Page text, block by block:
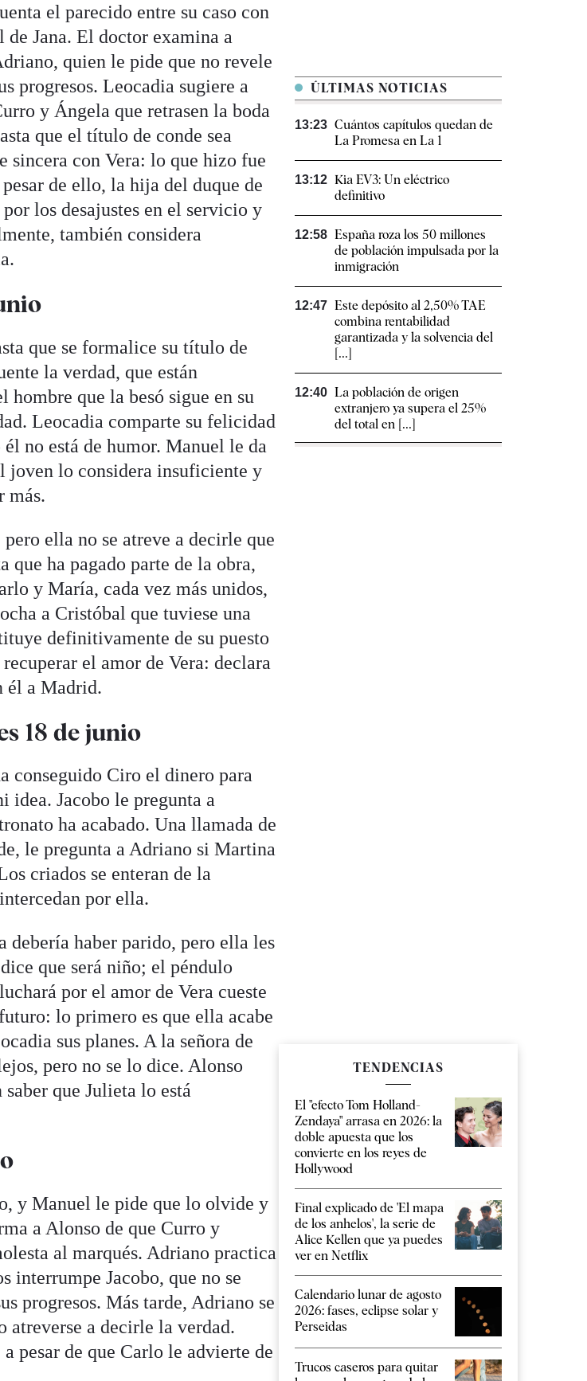
el parecido entre su caso con
de Jana. El doctor examina a
quien le pide que no revele
progresos. Leocadia sugiere a
y Ángela que retrasen la boda
que el título de conde sea
sincera con Vera: lo que hizo fue
de ello, la hija del duque de
los desajustes en el servicio y
también considera
que se formalice su título de
la verdad, que están
hombre que la besó sigue en su
Leocadia comparte su felicidad
no está de humor. Manuel le da
joven lo considera insuficiente y
más.
ella no se atreve a decirle que
ha pagado parte de la obra,
y María, cada vez más unidos,
a Cristóbal que tuviese una
definitivamente de su puesto
el amor de Vera: declara
él a Madrid.
18 de junio
conseguido Ciro el dinero para
idea. Jacobo le pregunta a
ha acabado. Una llamada de
le pregunta a Adriano si Martina
criados se enteran de la
por ella.
debería haber parido, pero ella les
que será niño; el péndulo
por el amor de Vera cueste
lo primero es que ella acabe
sus planes. A la señora de
pero no se lo dice. Alonso
que Julieta lo está
y Manuel le pide que lo olvide y
a Alonso de que Curro y
al marqués. Adriano practica
interrumpe Jacobo, que no se
progresos. Más tarde, Adriano se
a decirle la verdad.
pesar de que Carlo le advierte de
ÚLTIMAS NOTICIAS
13:23 Cuántos capítulos quedan de
La Promesa en La 1
13:12 Kia EV3: Un eléctrico
definitivo
12:58 España roza los 50 millones
de población impulsada por la
inmigración
12:47 Este depósito al 2,50% TAE
combina rentabilidad
garantizada y la solvencia del
[...]
12:40 La población de origen
extranjero ya supera el 25%
del total en [...]
TENDENCIAS
El "efecto Tom Holland-
Zendaya" arrasa en 2026: la
doble apuesta que los
convierte en los reyes de
Hollywood
Final explicado de 'El mapa
de los anhelos', la serie de
Alice Kellen que ya puedes
ver en Netflix
Calendario lunar de agosto
2026: fases, eclipse solar y
Perseidas
Trucos caseros para quitar